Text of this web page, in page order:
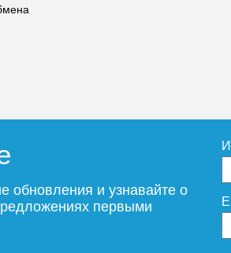
000015
обновления и узнавайте о
первыми